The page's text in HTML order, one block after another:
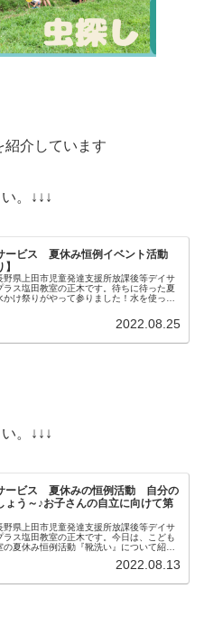
紹介しています
。↓↓↓
ービス 夏休み恒例イベント活動
野県上田市児童発達支援所放課後等デイサ
ラス塩田教室の正木です。待ちに待った夏
かけ祭りがやって参りました！水を使っ
2022.08.25
。↓↓↓
ービス 夏休みの恒例活動 自分の
ょう～♪お子さんの自立に向けて第
野県上田市児童発達支援所放課後等デイサ
ラス塩田教室の正木です。今日は、こども
の夏休み恒例活動『靴洗い』について紹介
2022.08.13